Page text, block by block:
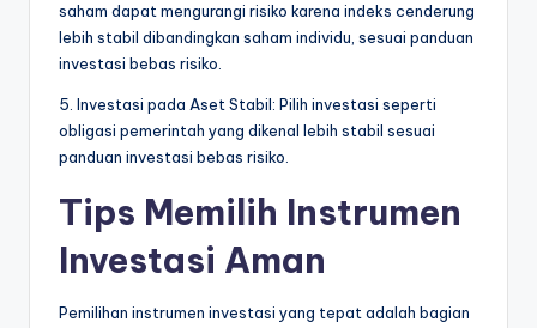
saham dapat mengurangi risiko karena indeks cenderung
lebih stabil dibandingkan saham individu, sesuai panduan
investasi bebas risiko.
5. Investasi pada Aset Stabil: Pilih investasi seperti
obligasi pemerintah yang dikenal lebih stabil sesuai
panduan investasi bebas risiko.
Tips Memilih Instrumen
Investasi Aman
Pemilihan instrumen investasi yang tepat adalah bagian